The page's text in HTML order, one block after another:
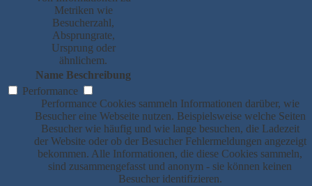
Metriken wie
Besucherzahl,
Absprungrate,
Ursprung oder
ähnlichem.
Name Beschreibung
Performance
Performance Cookies sammeln Informationen darüber, wie
Besucher eine Webseite nutzen. Beispielsweise welche Seiten
Besucher wie häufig und wie lange besuchen, die Ladezeit
der Website oder ob der Besucher Fehlermeldungen angezeigt
bekommen. Alle Informationen, die diese Cookies sammeln,
sind zusammengefasst und anonym - sie können keinen
Besucher identifizieren.